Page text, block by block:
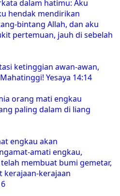
dalam hatimu: Aku
hendak mendirikan
bintang Allah, dan aku
pertemuan, jauh di sebelah
ketinggian awan-awan,
Yesaya 14:14
orang mati engkau
paling dalam di liang
engkau akan
amati engkau,
membuat bumi gemetar,
kerajaan-kerajaan